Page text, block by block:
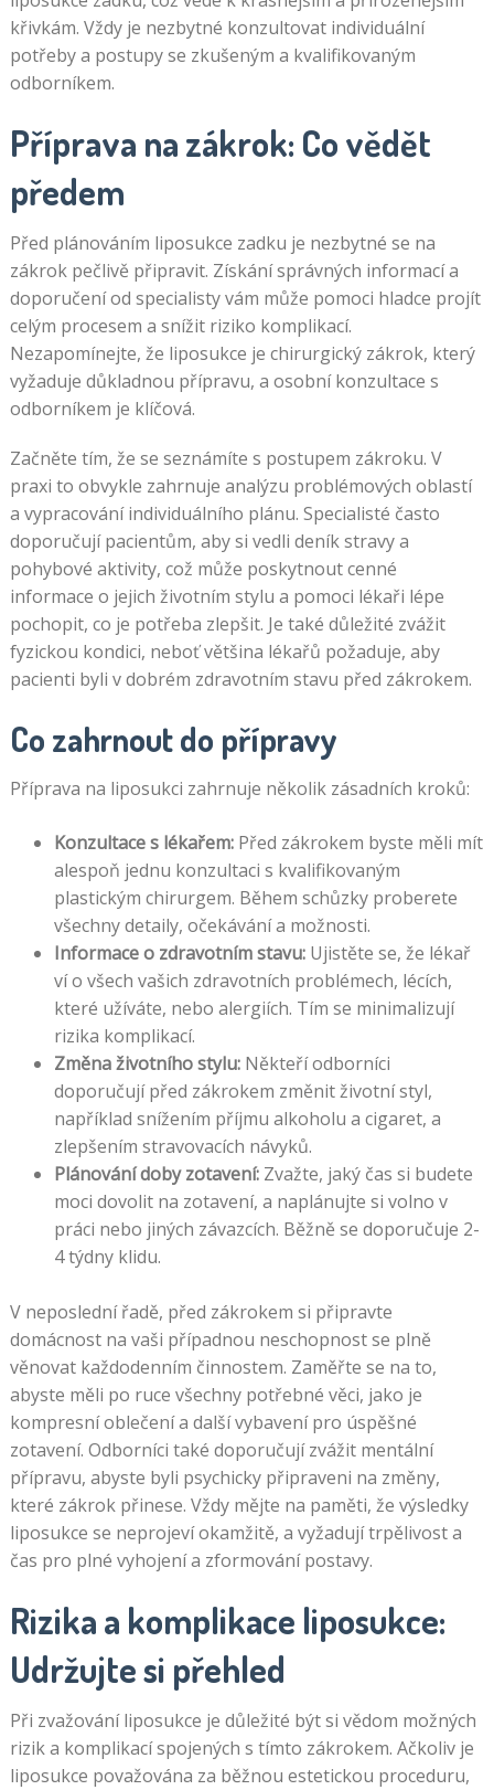
křivkám. Vždy je nezbytné konzultovat individuální
potřeby a postupy se zkušeným a kvalifikovaným
odborníkem.
Příprava na zákrok: Co vědět
předem
Před plánováním liposukce zadku je nezbytné se na
zákrok pečlivě připravit. Získání správných informací a
doporučení od specialisty vám může pomoci hladce projít
celým procesem a snížit riziko komplikací.
Nezapomínejte, že liposukce je chirurgický zákrok, který
vyžaduje důkladnou přípravu, a osobní konzultace s
odborníkem je klíčová.
Začněte tím, že se seznámíte s postupem zákroku. V
praxi to obvykle zahrnuje analýzu problémových oblastí
a vypracování individuálního plánu. Specialisté často
doporučují pacientům, aby si vedli deník stravy a
pohybové aktivity, což může poskytnout cenné
informace o jejich životním stylu a pomoci lékaři lépe
pochopit, co je potřeba zlepšit. Je také důležité zvážit
fyzickou kondici, neboť většina lékařů požaduje, aby
pacienti byli v dobrém zdravotním stavu před zákrokem.
Co zahrnout do přípravy
Příprava na liposukci zahrnuje několik zásadních kroků:
Konzultace s lékařem:Před zákrokem byste měli mít
alespoň jednu konzultaci s kvalifikovaným
plastickým chirurgem. Během schůzky proberete
všechny detaily, očekávání a možnosti.
Informace o zdravotním stavu:Ujistěte se, že lékař
ví o všech vašich zdravotních problémech, lécích,
které užíváte, nebo alergiích. Tím se minimalizují
rizika komplikací.
Změna životního stylu:Někteří odborníci
doporučují před zákrokem změnit životní styl,
například snížením příjmu alkoholu a cigaret, a
zlepšením stravovacích návyků.
Plánování doby zotavení:Zvažte, jaký čas si budete
moci dovolit na zotavení, a naplánujte si volno v
práci nebo jiných závazcích. Běžně se doporučuje 2-
4 týdny klidu.
V neposlední řadě, před zákrokem si připravte
domácnost na vaši případnou neschopnost se plně
věnovat každodenním činnostem. Zaměřte se na to,
abyste měli po ruce všechny potřebné věci, jako je
kompresní oblečení a další vybavení pro úspěšné
zotavení. Odborníci také doporučují zvážit mentální
přípravu, abyste byli psychicky připraveni na změny,
které zákrok přinese. Vždy mějte na paměti, že výsledky
liposukce se neprojeví okamžitě, a vyžadují trpělivost a
čas pro plné vyhojení a zformování postavy.
Rizika a komplikace liposukce:
Udržujte si přehled
Při zvažování liposukce je důležité být si vědom možných
rizik a komplikací spojených s tímto zákrokem. Ačkoliv je
liposukce považována za běžnou estetickou proceduru,